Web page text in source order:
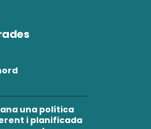
una política
i planificada